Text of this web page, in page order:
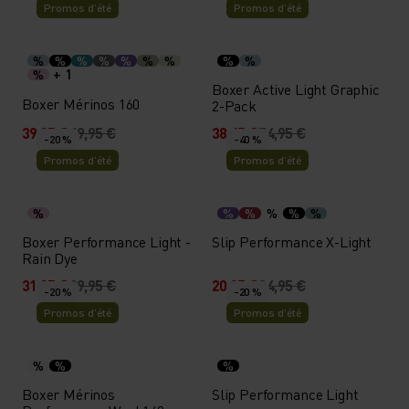
Promos d’été
% % % % % %
%
%
+ 1
Boxer Mérinos 160
39,95 €49,95 €
Promos d’été
% %
Boxer Active Light Graphic
2-Pack
38,45 €54,95 €
-20 %
Promos d’été
%
Boxer Performance Light -
Rain Dye
31,95 €39,95 €
-40 %
Promos d’été
% % % % %
Slip Performance X-Light
20,95 €34,95 €
-20 %
Promos d’été
% %
Boxer Mérinos
-20 %
Promos d’été
%
Slip Performance Light